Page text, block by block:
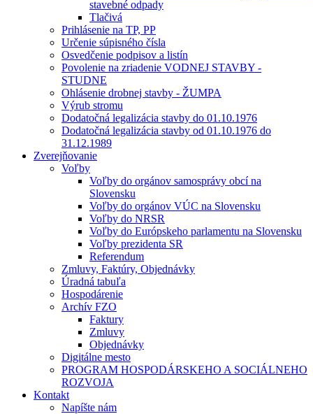
stavebné odpady
Tlačivá
Prihlásenie na TP, PP
Určenie súpisného čísla
Osvedčenie podpisov a listín
Povolenie na zriadenie VODNEJ STAVBY -
STUDNE
Ohlásenie drobnej stavby - ŽUMPA
Výrub stromu
Dodatočná legalizácia stavby do 01.10.1976
Dodatočná legalizácia stavby od 01.10.1976 do
31.12.1989
Zverejňovanie
Voľby
Voľby do orgánov samosprávy obcí na
Slovensku
Voľby do orgánov VÚC na Slovensku
Voľby do NRSR
Voľby do Európskeho parlamentu na Slovensku
Voľby prezidenta SR
Referendum
Zmluvy, Faktúry, Objednávky
Úradná tabuľa
Hospodárenie
Archív FZO
Faktury
Zmluvy
Objednávky
Digitálne mesto
PROGRAM HOSPODÁRSKEHO A SOCIÁLNEHO
ROZVOJA
Kontakt
Napíšte nám